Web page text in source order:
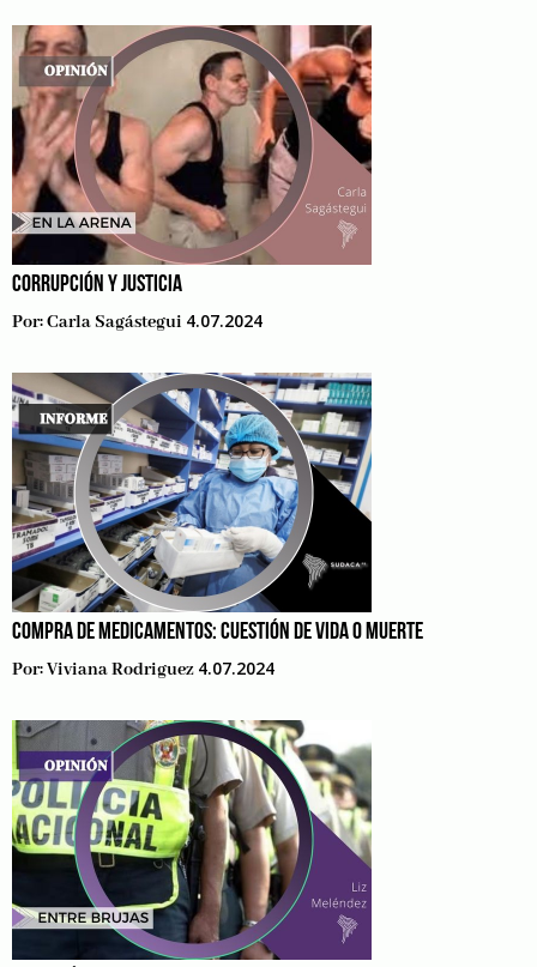
CORRUPCIÓN Y JUSTICIA
Por:Carla Sagástegui 4.07.2024
COMPRA DE MEDICAMENTOS: CUESTIÓN DE VIDA O MUERTE
Por:Viviana Rodriguez 4.07.2024